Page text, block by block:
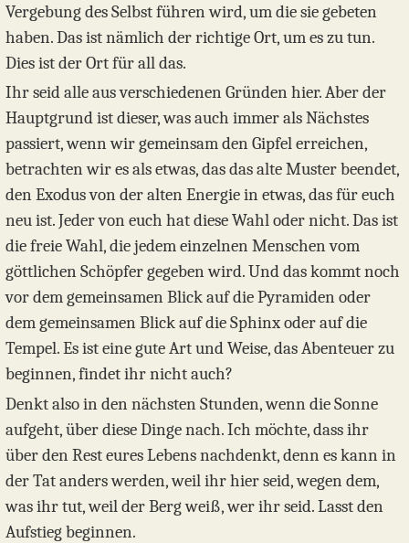
Vergebung des Selbst führen wird, um die sie gebeten
haben. Das ist nämlich der richtige Ort, um es zu tun.
Dies ist der Ort für all das.
Ihr seid alle aus verschiedenen Gründen hier. Aber der
Hauptgrund ist dieser, was auch immer als Nächstes
passiert, wenn wir gemeinsam den Gipfel erreichen,
betrachten wir es als etwas, das das alte Muster beendet,
den Exodus von der alten Energie in etwas, das für euch
neu ist. Jeder von euch hat diese Wahl oder nicht. Das ist
die freie Wahl, die jedem einzelnen Menschen vom
göttlichen Schöpfer gegeben wird. Und das kommt noch
vor dem gemeinsamen Blick auf die Pyramiden oder
dem gemeinsamen Blick auf die Sphinx oder auf die
Tempel. Es ist eine gute Art und Weise, das Abenteuer zu
beginnen, findet ihr nicht auch?
Denkt also in den nächsten Stunden, wenn die Sonne
aufgeht, über diese Dinge nach. Ich möchte, dass ihr
über den Rest eures Lebens nachdenkt, denn es kann in
der Tat anders werden, weil ihr hier seid, wegen dem,
was ihr tut, weil der Berg weiß, wer ihr seid. Lasst den
Aufstieg beginnen.